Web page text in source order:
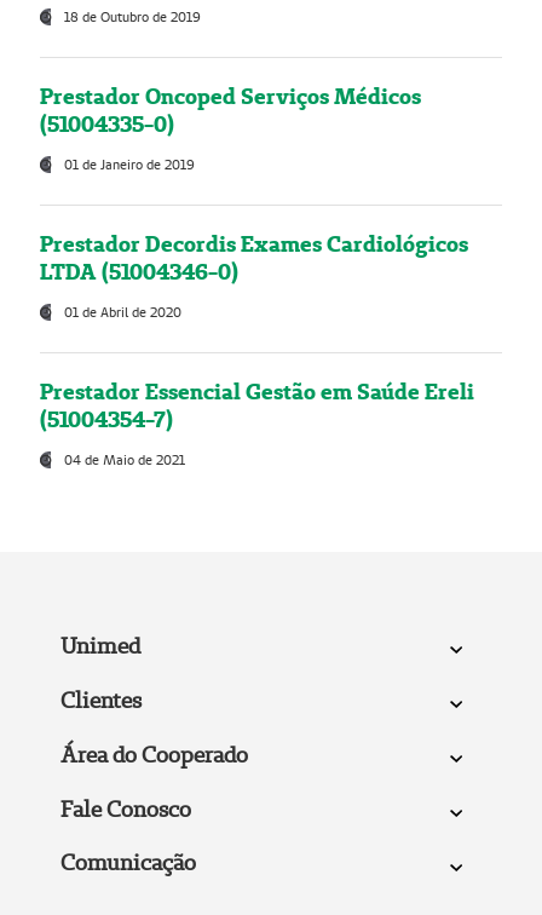
18 de Outubro de 2019
Prestador Oncoped Serviços Médicos
(51004335-0)
01 de Janeiro de 2019
Prestador Decordis Exames Cardiológicos
LTDA (51004346-0)
01 de Abril de 2020
Prestador Essencial Gestão em Saúde Ereli
(51004354-7)
04 de Maio de 2021
Unimed
Clientes
Área do Cooperado
Fale Conosco
Comunicação